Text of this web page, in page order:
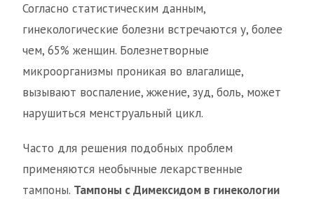
Согласно статистическим данным,
гинекологические болезни встречаются у, более
чем, 65% женщин. Болезнетворные
микроорганизмы проникая во влагалище,
вызывают воспаление, жжение, зуд, боль, может
нарушиться менструальный цикл.
Часто для решения подобных проблем
применяются необычные лекарственные
тампоны. Тампоны с Димексидом в гинекологии